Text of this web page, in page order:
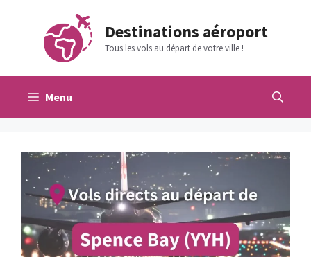
contenu
Destinations aéroport
Tous les vols au départ de votre ville !
Menu